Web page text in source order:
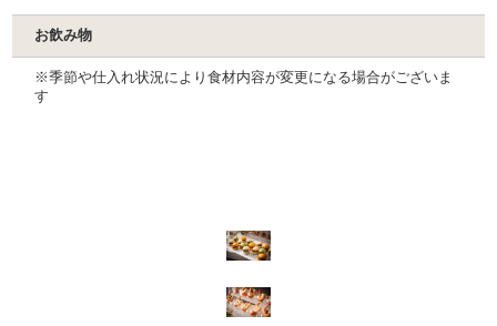
お飲み物
※季節や仕入れ状況により食材内容が変更になる場合がございま
す